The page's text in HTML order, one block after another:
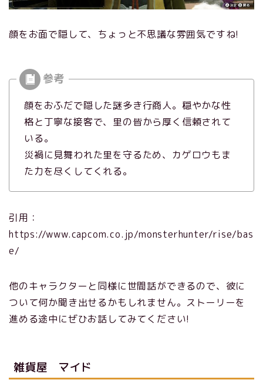
顔をお面で隠して、ちょっと不思議な雰囲気ですね!
顔をおふだで隠した謎多き行商人。穏やかな性
格と丁寧な接客で、里の皆から厚く信頼されて
いる。
災禍に見舞われた里を守るため、カゲロウもま
た力を尽くしてくれる。
引用：
https://www.capcom.co.jp/monsterhunter/rise/bas
e/
他のキャラクターと同様に世間話ができるので、彼に
ついて何か聞き出せるかもしれません。ストーリーを
進める途中にぜひお話してみてください!
雑貨屋 マイド